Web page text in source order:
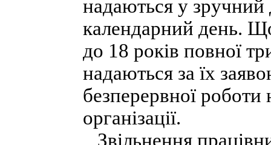
надаються у зручний
календарний день.
до 18 років повної
надаються за їх
безперервної роботи
організації.
Звільнення